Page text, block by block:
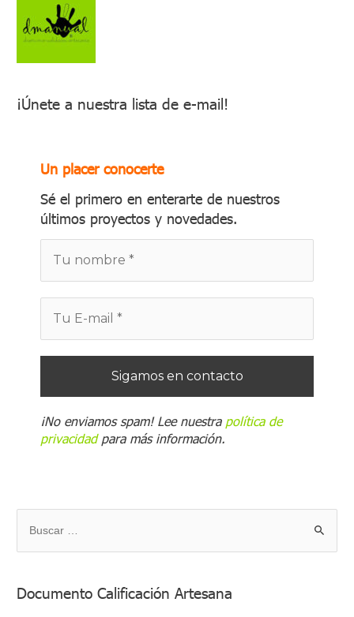
¡Únete a nuestra lista de e-mail!
Un placer conocerte
Sé el primero en enterarte de nuestros
últimos proyectos y novedades.
¡No enviamos spam! Lee nuestra política de
privacidadpara más información.
u
c
Documento Calificación Artesana